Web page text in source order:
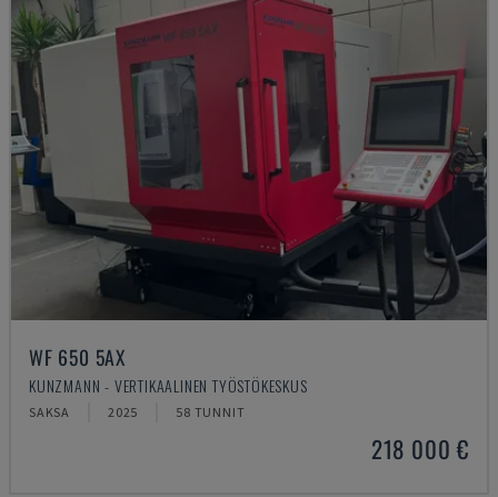
WF 650 5AX
KUNZMANN - VERTIKAALINEN TYÖSTÖKESKUS
SAKSA 2025 58 TUNNIT
218 000 €